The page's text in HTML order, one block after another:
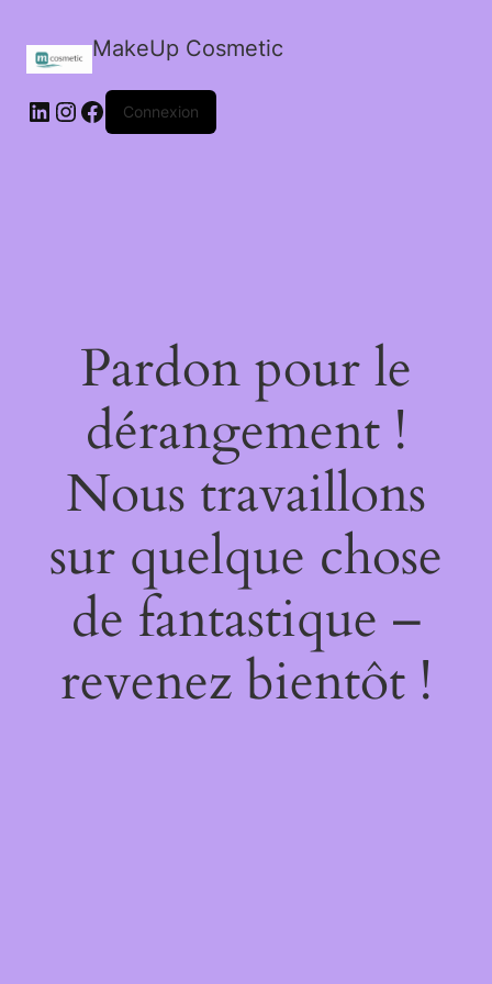
MakeUp Cosmetic
LinkedIn
Instagram
FacebookConnexion
Pardon pour le
dérangement !
Nous travaillons
sur quelque chose
de fantastique –
revenez bientôt !